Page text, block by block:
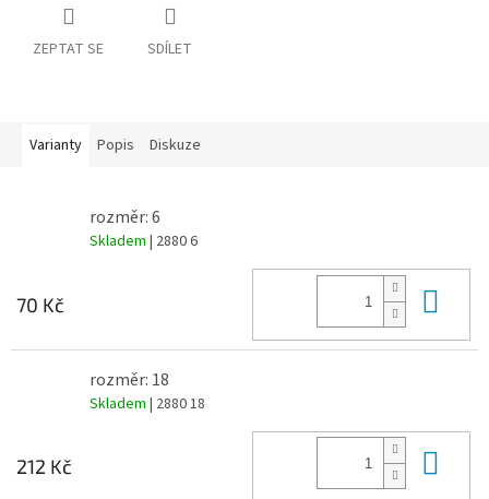
ZEPTAT SE SDÍLET
Varianty Popis Diskuze
rozměr: 6
Skladem | 2880 6
70 Kč
rozměr: 18
Skladem | 2880 18
212 Kč